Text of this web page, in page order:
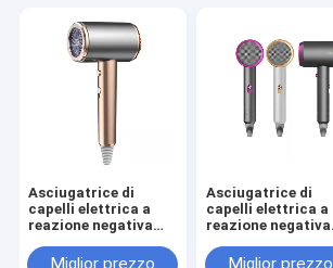
Asciugatrice di
capelli elettrica a
reazione negativa
velocità da 1500W
Asciugatrice di
capelli elettrica a
reazione negativa
velocità da 1500W